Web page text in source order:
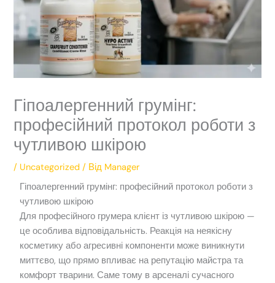
Гіпоалергенний грумінг:
професійний протокол роботи з
чутливою шкірою
/ Uncategorized / Від Manager
Гіпоалергенний грумінг: професійний протокол роботи з
чутливою шкірою
Для професійного грумера клієнт із чутливою шкірою —
це особлива відповідальність. Реакція на неякісну
косметику або агресивні компоненти може виникнути
миттєво, що прямо впливає на репутацію майстра та
комфорт тварини. Саме тому в арсеналі сучасного